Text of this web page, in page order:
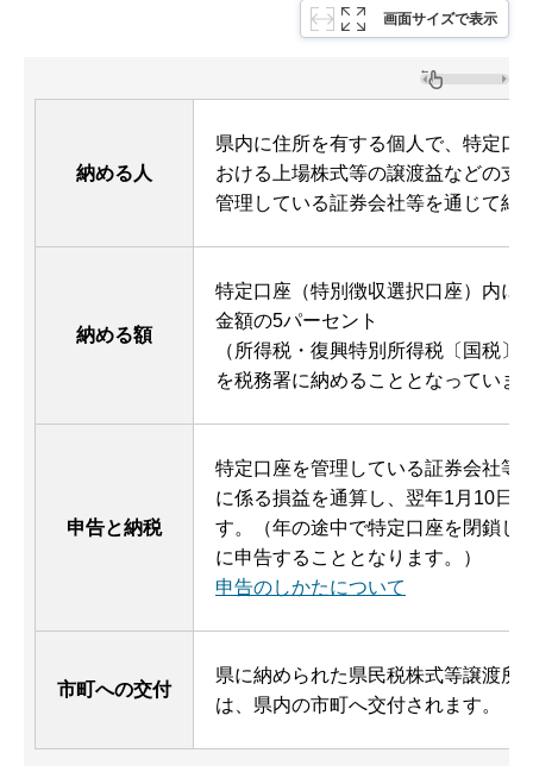
画面サイズで表示
納める人
県内に住所を有する個人で、特定口
おける上場株式等の譲渡益などの支
管理している証券会社等を通じて納
納める額
特定口座（特別徴収選択口座）内に
金額の5パーセント
（所得税・復興特別所得税〔国税
を税務署に納めることとなっていま
申告と納税
特定口座を管理している証券会社等
に係る損益を通算し、翌年1月10日
す。（年の途中で特定口座を閉鎖し
に申告することとなります。）
申告のしかたについて
市町への交付
県に納められた県民税株式等譲渡所
は、県内の市町へ交付されます。